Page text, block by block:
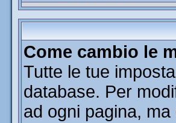
Come cambio le
Tutte le tue
database. Per
ad ogni pagina,